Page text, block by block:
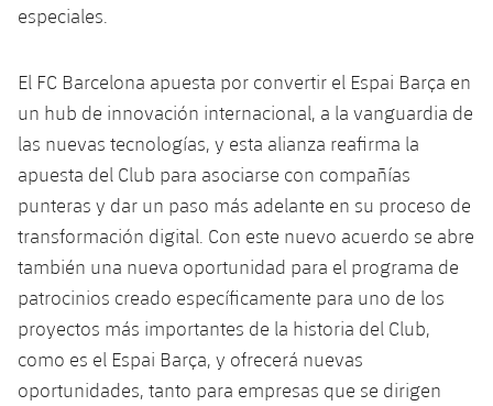
Actualidad
Masculino
Femenino
Agenda
Baloncesto en silla de ruedas
plusicon
más
Actualidad
Jugadores
Calendario
Resultados
Clasificaciones
Hockey sobre hielo
plusicon
más
Actualidad
Jugadores
Calendario
Resultados
Clasificaciones
Hockey hierba
plusicon
más
Noticias
Hockey Hierba Masculino
Hockey Hierba Femenino
Patinaje artístico
plusicon
más
Actualidad
Plantilla
Agenda
Escuela de Patinaje
Rugby
plusicon
más
Actualidad
Voleibol
plusicon
más
especiales.
El FC Barcelona apuesta por convertir el Espai Barça en
un hub de innovación internacional, a la vanguardia de
las nuevas tecnologías, y esta alianza reafirma la
apuesta del Club para asociarse con compañías
punteras y dar un paso más adelante en su proceso de
transformación digital. Con este nuevo acuerdo se abre
también una nueva oportunidad para el programa de
patrocinios creado específicamente para uno de los
proyectos más importantes de la historia del Club,
como es el Espai Barça, y ofrecerá nuevas
oportunidades, tanto para empresas que se dirigen